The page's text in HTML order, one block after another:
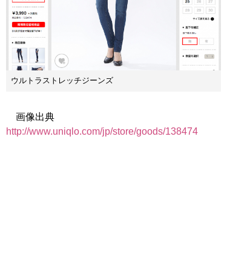
ウルトラストレッチジーンズ
画像出典
http://www.uniqlo.com/jp/store/goods/138474